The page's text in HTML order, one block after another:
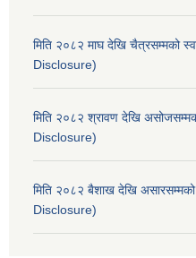
मिति २०८२ माघ देखि चैत्रसम्मको
Disclosure)
मिति २०८२ श्रावण देखि
Disclosure)
मिति २०८२ बैशाख देखि
Disclosure)